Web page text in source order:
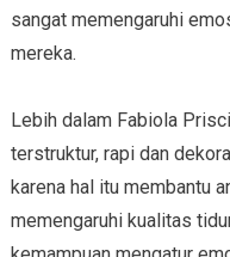
sangat memengaruhi
mereka.
Lebih dalam Fabiola
terstruktur, rapi dan
karena hal itu membantu
memengaruhi kualitas